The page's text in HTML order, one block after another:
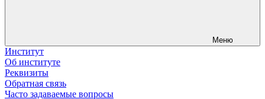
Меню
Институт
Об институте
Реквизиты
Обратная связь
Часто задаваемые вопросы